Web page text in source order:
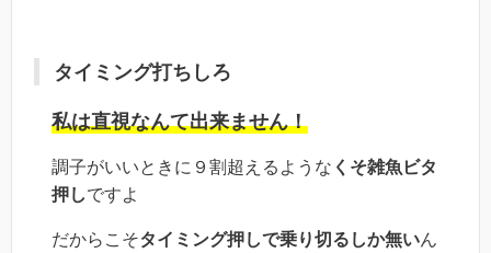
タイミング打ちしろ
私は直視なんて出来ません！
調子がいいときに９割超えるような くそ雑魚ビタ
押しですよ
だからこそタイミング押しで乗り切るしか無いん